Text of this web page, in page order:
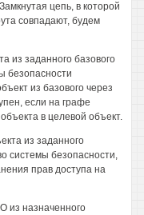
цепь, в которой
совпадают, будем
из заданного базового
безопасности
из базового через
если на графе
в целевой объект.
из заданного
системы безопасности,
прав доступа на
из назначенного